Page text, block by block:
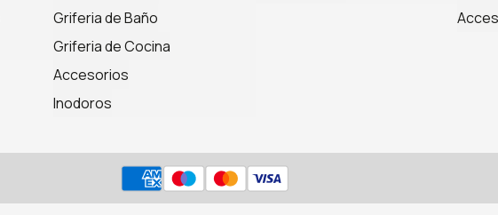
Griferia de Baño
Griferia de Cocina
Accesorios
Inodoros